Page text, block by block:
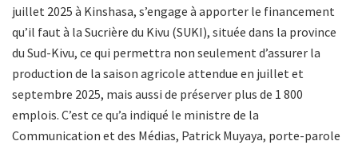
juillet 2025 à Kinshasa, s’engage à apporter le financement
qu’il faut à la Sucrière du Kivu (SUKI), située dans la province
du Sud-Kivu, ce qui permettra non seulement d’assurer la
production de la saison agricole attendue en juillet et
septembre 2025, mais aussi de préserver plus de 1 800
emplois. C’est ce qu’a indiqué le ministre de la
Communication et des Médias, Patrick Muyaya, porte-parole